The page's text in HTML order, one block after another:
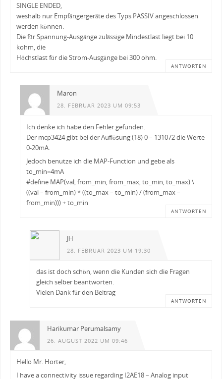
SINGLE ENDED,
weshalb nur Empfängergeräte des Typs PASSIV angeschlossen
werden können.
Die für Spannung-Ausgänge zulässige Mindestlast liegt bei 10
kohm, die
Höchstlast für die Strom-Ausgänge bei 300 ohm.
ANTWORTEN
Maron
28. FEBRUAR 2023 UM 09:53
Ich denke ich habe den Fehler gefunden.
Der mcp3424 gibt bei der Auflösung (18) 0 – 131072 die Werte
0-20mA.
Jedoch benutze ich die MAP-Function und gebe als
to_min=4mA
#define MAP(val, from_min, from_max, to_min, to_max) \
((val – from_min) * ((to_max – to_min) / (from_max –
from_min))) + to_min
ANTWORTEN
JH
28. FEBRUAR 2023 UM 19:30
das ist doch schön, wenn die Kunden sich die Fragen
gleich selber beantworten.
Vielen Dank für den Beitrag
ANTWORTEN
Harikumar Perumalsamy
26. AUGUST 2022 UM 09:46
Hello Mr. Horter,
I have a connectivity issue regarding I2AE18 – Analog input